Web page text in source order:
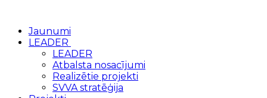
Jaunumi
LEADER
LEADER
Atbalsta nosacījumi
Realizētie projekti
SVVA stratēģija